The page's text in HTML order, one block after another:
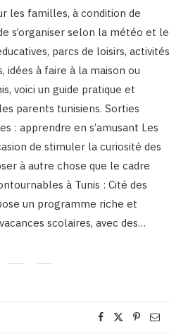
les familles, à condition de
s’organiser selon la météo et le
parcs de loisirs, activités
idées à faire à la maison ou
voici un guide pratique et
parents tunisiens. Sorties
: apprendre en s’amusant Les
de stimuler la curiosité des
à autre chose que le cadre
à Tunis : Cité des
un programme riche et
scolaires, avec des…